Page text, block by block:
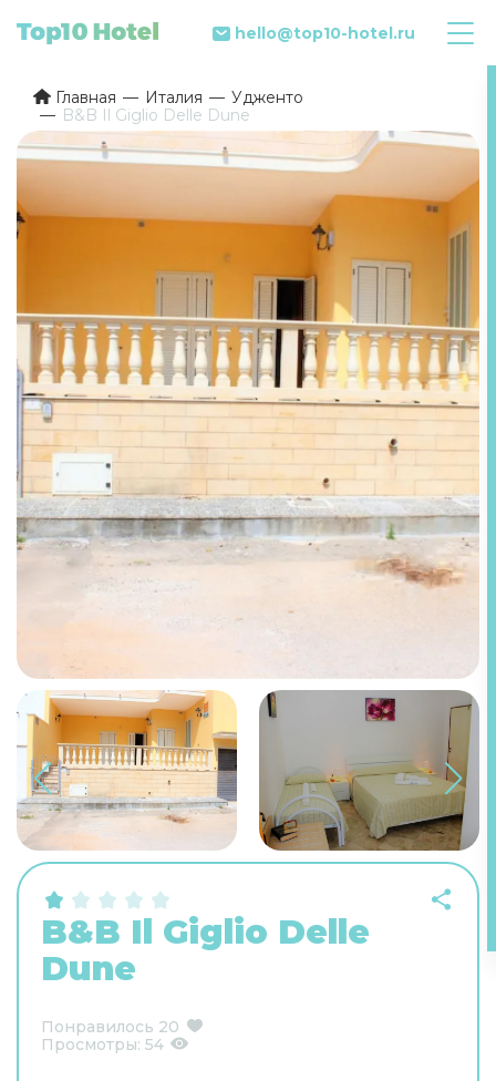
hello@top10-hotel.ru
Главная Италия
Удженто
B&B Il Giglio Delle Dune
B&B Il Giglio Delle
Dune
Понравилось 20
Просмотры: 54